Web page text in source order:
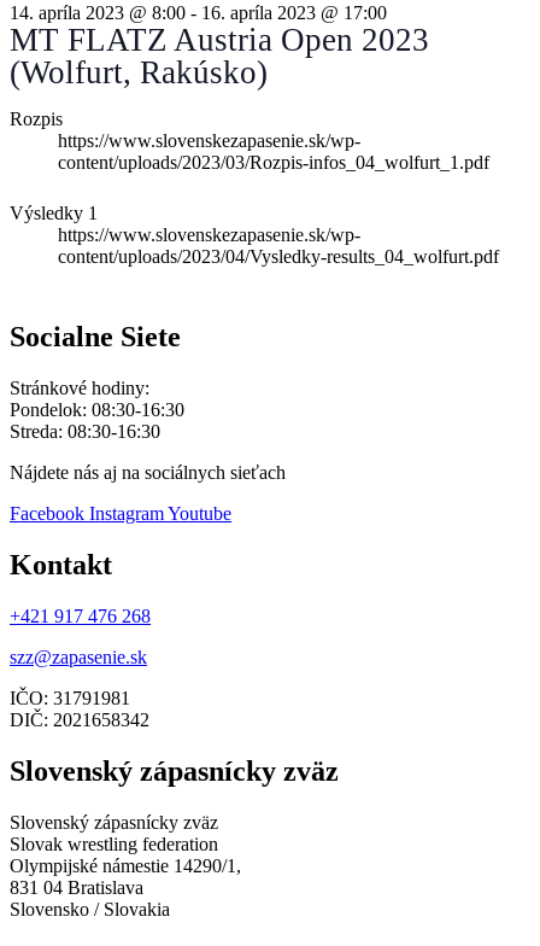
14. apríla 2023 @ 8:00 - 16. apríla 2023 @ 17:00
MT FLATZ Austria Open 2023
(Wolfurt, Rakúsko)
Rozpis
https://www.slovenskezapasenie.sk/wp-
content/uploads/2023/03/Rozpis-infos_04_wolfurt_1.pdf
Výsledky 1
https://www.slovenskezapasenie.sk/wp-
content/uploads/2023/04/Vysledky-results_04_wolfurt.pdf
Socialne Siete
Stránkové hodiny:
Pondelok: 08:30-16:30
Streda: 08:30-16:30
Nájdete nás aj na sociálnych sieťach
Facebook InstagramYoutube
Kontakt
+421 917 476 268
szz@zapasenie.sk
IČO: 31791981
DIČ: 2021658342
Slovenský zápasnícky zväz
Slovenský zápasnícky zväz
Slovak wrestling federation
Olympijské námestie 14290/1,
831 04 Bratislava
Slovensko / Slovakia